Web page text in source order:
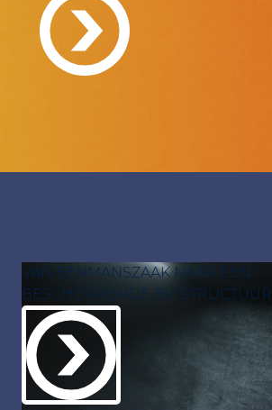
VAN EENMANSZAAK NAAR EEN
BESCHERMENDE BV-STRUCTUUR